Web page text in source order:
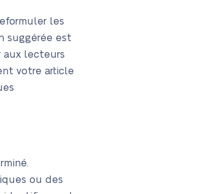
les
suggérée est
aux lecteurs
votre article
ou des